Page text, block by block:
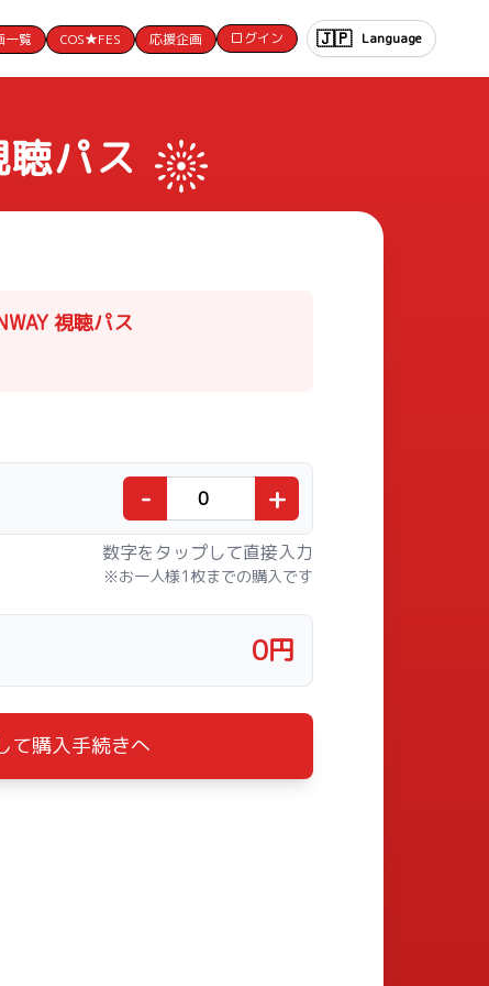
一覧 COS★FES 応援企画 ログイン 🇯🇵 Language
聴パス
視聴パス
- +
数字をタップして直接入力
※お一人様1枚までの購入です
0円
て購入手続きへ